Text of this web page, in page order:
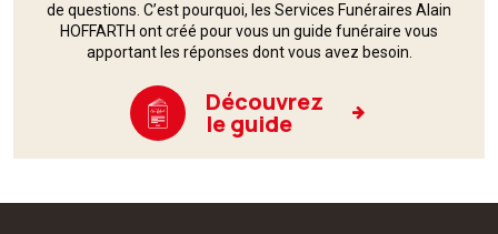
de questions. C’est pourquoi, les Services Funéraires Alain
HOFFARTH ont créé pour vous un guide funéraire vous
apportant les réponses dont vous avez besoin.
Découvrez
le guide